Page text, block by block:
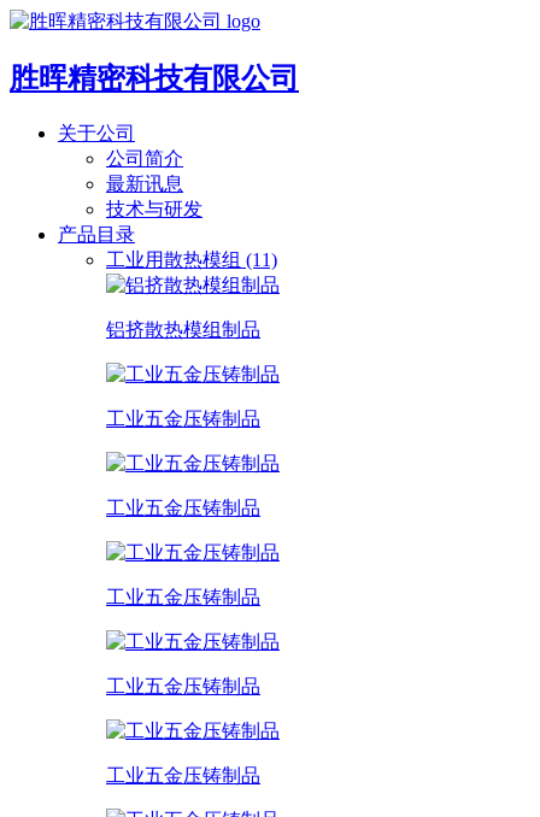
胜晖精密科技有限公司
关于公司
公司简介
最新讯息
技术与研发
产品目录
工业用散热模组 (11)
铝挤散热模组制品
工业五金压铸制品
工业五金压铸制品
工业五金压铸制品
工业五金压铸制品
工业五金压铸制品